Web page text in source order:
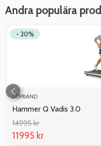
Andra populära
- 20%
LÖPBAND
Hammer Q Vadis 3.0
14995 kr
11995 kr